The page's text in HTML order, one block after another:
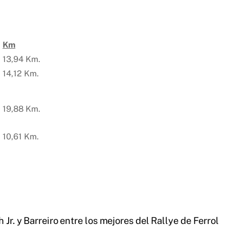
Km
13,94 Km.
14,12 Km.
19,88 Km.
10,61 Km.
Jr. y Barreiro entre los mejores del Rallye de Ferrol